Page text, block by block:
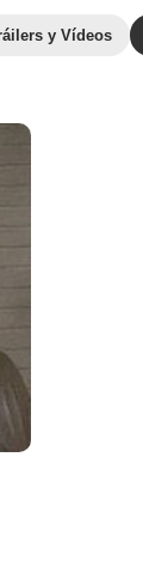
y Vídeos